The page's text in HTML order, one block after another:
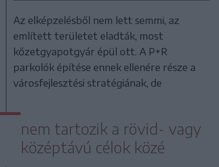
Az elképzelésből nem lett semmi, az
említett területet eladták, most
kőzetgyapotgyár épül ott. A P+R
parkolók építése ennek ellenére része a
városfejlesztési stratégiának, de
nem tartozik a rövid- vagy
középtávú célok közé